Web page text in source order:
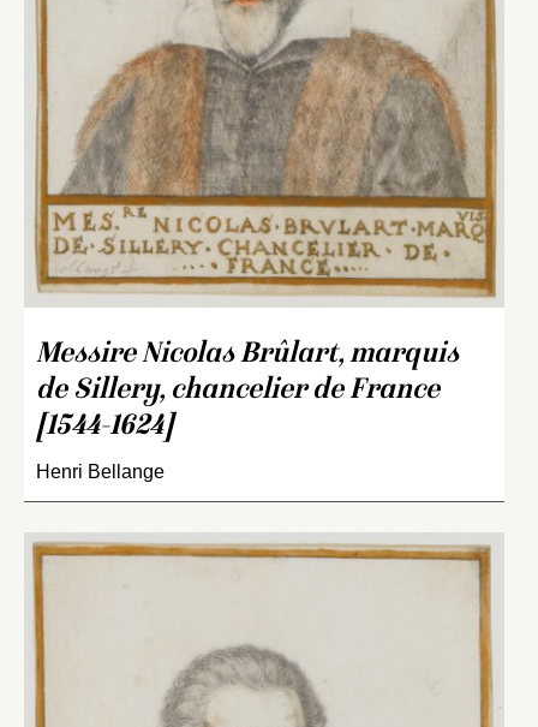
Messire Nicolas Brûlart, marquis
de Sillery, chancelier de France
[1544-1624]
Henri Bellange